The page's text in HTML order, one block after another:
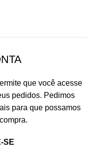
que você acesse
pedidos. Pedimos
para que possamos
SE